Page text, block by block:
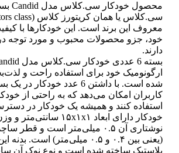
معروف این برند است. این خودکارها با
خود، جزو محصولات محبوب و مورد توجه در
دارند.
ارگونومیک خود برای استفاده راحت و
شده است. با داشتن 6 عدد
کاربران امکان می‌دهد که به راحتی از
استفاده کنند و همیشه یک خودکار در
(یعنی بین ۰.۴ و ۰.۵ میلی‌متر)
پلاستیک ساخته شده است و نوع نوک آن